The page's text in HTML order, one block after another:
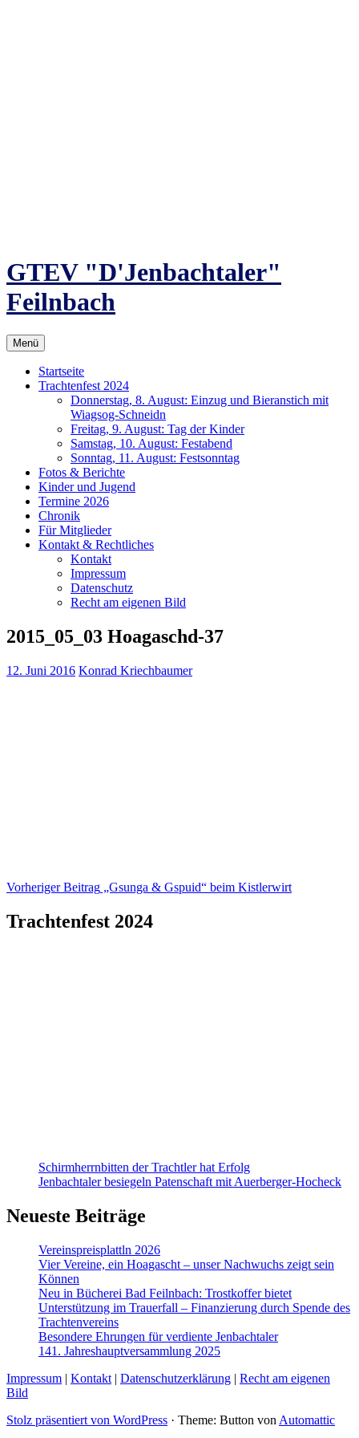
GTEV "D'Jenbachtaler"
Feilnbach
Menü
Startseite
Trachtenfest 2024
Donnerstag, 8. August: Einzug und Bieranstich mit
Wiagsog-Schneidn
Freitag, 9. August: Tag der Kinder
Samstag, 10. August: Festabend
Sonntag, 11. August: Festsonntag
Fotos & Berichte
Kinder und Jugend
Termine 2026
Chronik
Für Mitglieder
Kontakt & Rechtliches
Kontakt
Impressum
Datenschutz
Recht am eigenen Bild
2015_05_03 Hoagaschd-37
12. Juni 2016 Konrad Kriechbaumer
Beitragsnavigation
Vorheriger Beitrag „Gsunga & Gspuid“ beim Kistlerwirt
Trachtenfest 2024
Schirmherrnbitten der Trachtler hat Erfolg
Jenbachtaler besiegeln Patenschaft mit Auerberger-Hocheck
Neueste Beiträge
Vereinspreisplattln 2026
Vier Vereine, ein Hoagascht – unser Nachwuchs zeigt sein
Können
Neu in Bücherei Bad Feilnbach: Trostkoffer bietet
Unterstützung im Trauerfall – Finanzierung durch Spende des
Trachtenvereins
Besondere Ehrungen für verdiente Jenbachtaler
141. Jahreshauptversammlung 2025
Impressum | Kontakt | Datenschutzerklärung | Recht am eigenen
Bild
Stolz präsentiert von WordPress · Theme: Button von Automattic